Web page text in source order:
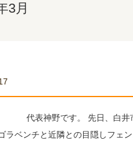
3月
代表神野です。 先日、白井
ラベンチと近隣との目隠しフェン